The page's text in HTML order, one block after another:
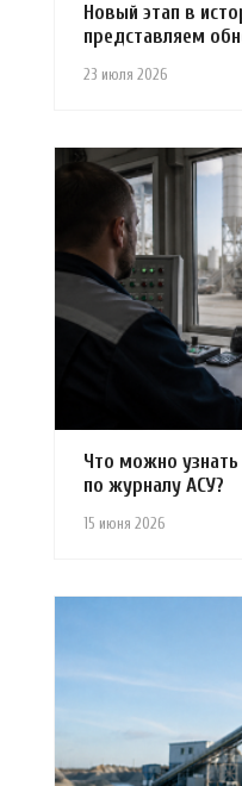
23 июля 2026
Новый этап в
представляем
15 июня 2026
Что можно
по журналу АСУ?